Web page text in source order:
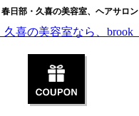
日部・久喜の美容室、ヘアサロン